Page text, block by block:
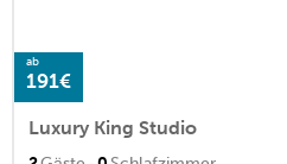
ab
191€
Luxury King Studio